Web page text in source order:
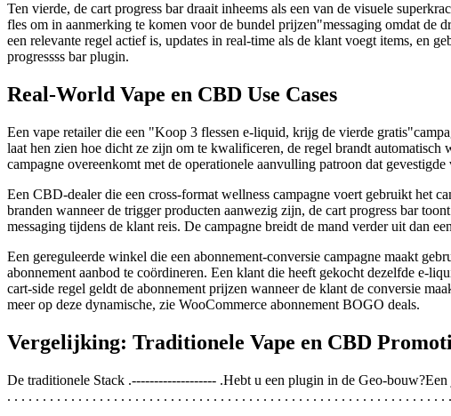
Ten vierde, de cart progress bar draait inheems als een van de visuele
fles om in aanmerking te komen voor de bundel prijzen"messaging omdat de
een relevante regel actief is, updates in real-time als de klant voegt items, en
progressss bar plugin.
Real-World Vape en CBD Use Cases
Een vape retailer die een "Koop 3 flessen e-liquid, krijg de vierde
laat hen zien hoe dicht ze zijn om te kwalificeren, de regel brandt
campagne overeenkomt met de operationele aanvulling patroon dat gevestigde
Een CBD-dealer die een cross-format wellness campagne voert gebruikt het
branden wanneer de trigger producten aanwezig zijn, de cart progress bar
messaging tijdens de klant reis. De campagne breidt de mand verder uit dan
Een gereguleerde winkel die een abonnement-conversie campagne maakt
abonnement aanbod te coördineren. Een klant die heeft gekocht dezelfde e-
cart-side regel geldt de abonnement prijzen wanneer de klant de conversie
meer op deze dynamische, zie WooCommerce abonnement BOGO deals.
Vergelijking: Traditionele Vape en CBD
De traditionele Stack .------------------- .Hebt u een plugin in de Geo-
. . . . . . . . . . . . . . . . . . . . . . . . . . . . . . . . . . . . . . . . . . . . . . . . . . . . . . . . . . . . . .